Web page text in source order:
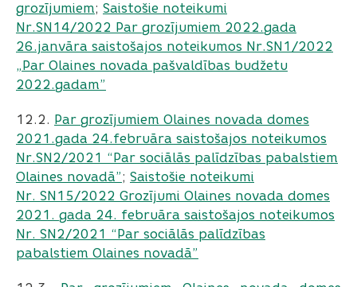
grozījumiem; Saistošie noteikumi
Nr.SN14/2022 Par grozījumiem 2022.gada
26.janvāra saistošajos noteikumos Nr.SN1/2022
„Par Olaines novada pašvaldības budžetu
2022.gadam”
12.2. Par grozījumiem Olaines novada domes
2021.gada 24.februāra saistošajos noteikumos
Nr.SN2/2021 “Par sociālās palīdzības pabalstiem
Olaines novadā”; Saistošie noteikumi
Nr. SN15/2022 Grozījumi Olaines novada domes
2021. gada 24. februāra saistošajos noteikumos
Nr. SN2/2021 “Par sociālās palīdzības
pabalstiem Olaines novadā”